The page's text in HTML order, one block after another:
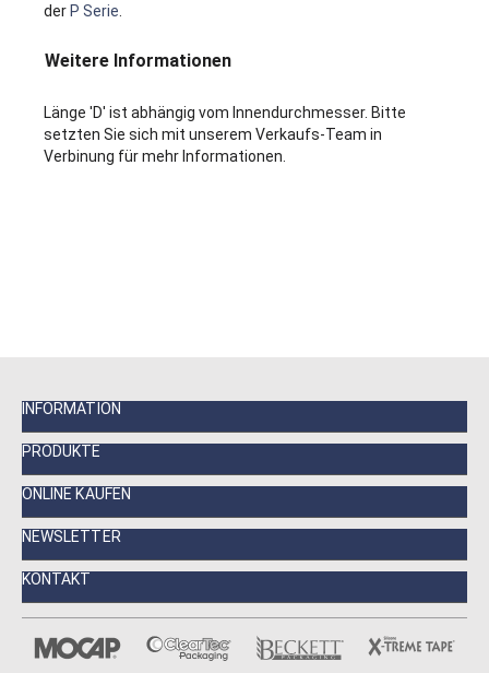
der P Serie.
Weitere Informationen
Länge 'D' ist abhängig vom Innendurchmesser. Bitte
setzten Sie sich mit unserem Verkaufs-Team in
Verbinung für mehr Informationen.
INFORMATION
PRODUKTE
ONLINE KAUFEN
NEWSLETTER
KONTAKT